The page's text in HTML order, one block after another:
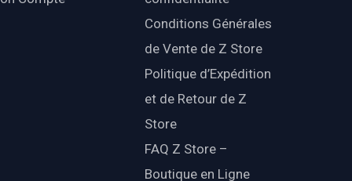
Conditions Générales
de Vente de Z Store
Politique d’Expédition
et de Retour de Z
Store
FAQ Z Store –
Boutique en Ligne